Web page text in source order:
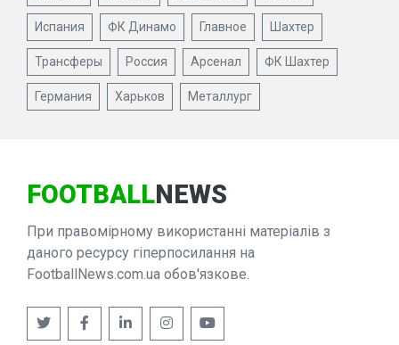
Испания ФК Динамо Главное Шахтер
Трансферы Россия Арсенал ФК Шахтер
Германия Харьков Металлург
FOOTBALLNEWS
При правомірному використанні матеріалів з
даного ресурсу гіперпосилання на
FootballNews.com.ua обов'язкове.